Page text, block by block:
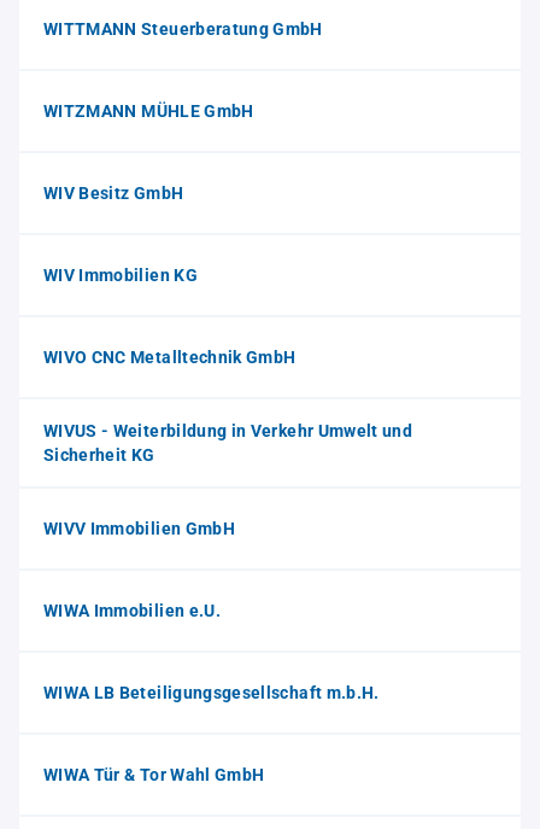
WITTMANN Steuerberatung GmbH
WITZMANN MÜHLE GmbH
WIV Besitz GmbH
WIV Immobilien KG
WIVO CNC Metalltechnik GmbH
WIVUS - Weiterbildung in Verkehr Umwelt und
Sicherheit KG
WIVV Immobilien GmbH
WIWA Immobilien e.U.
WIWA LB Beteiligungsgesellschaft m.b.H.
WIWA Tür & Tor Wahl GmbH